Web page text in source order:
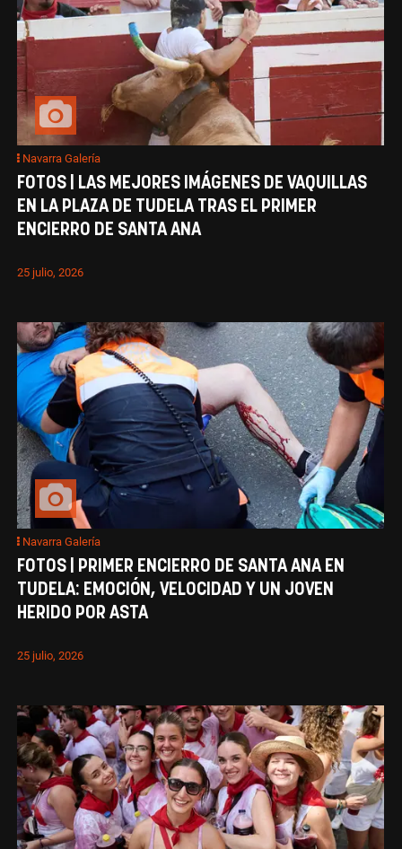
Navarra Galería
FOTOS | LAS MEJORES IMÁGENES DE VAQUILLAS
EN LA PLAZA DE TUDELA TRAS EL PRIMER
ENCIERRO DE SANTA ANA
25 julio, 2026
Navarra Galería
FOTOS | PRIMER ENCIERRO DE SANTA ANA EN
TUDELA: EMOCIÓN, VELOCIDAD Y UN JOVEN
HERIDO POR ASTA
25 julio, 2026